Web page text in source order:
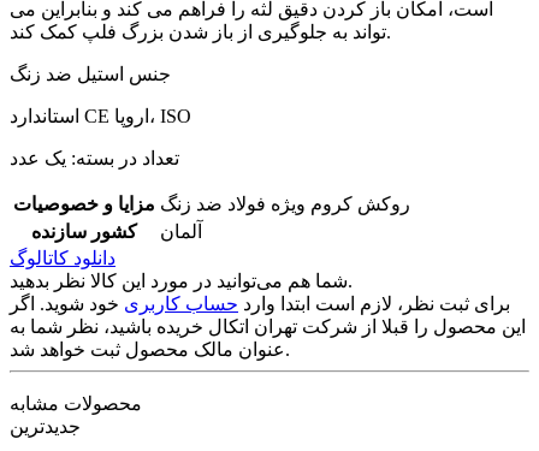
است، امکان باز کردن دقیق لثه را فراهم می کند و بنابراین می
تواند به جلوگیری از باز شدن بزرگ فلپ کمک کند.
جنس استیل ضد زنگ
استاندارد CE اروپا، ISO
تعداد در بسته: یک عدد
مزایا و خصوصیات روکش کروم ویژه فولاد ضد زنگ
کشور سازنده
آلمان
دانلود کاتالوگ
شما هم می‌توانید در مورد این کالا نظر بدهید.
برای ثبت نظر، لازم است ابتدا وارد حساب کاربری خود شوید. اگر
این محصول را قبلا از شرکت تهران اتکال خریده باشید، نظر شما به
عنوان مالک محصول ثبت خواهد شد.
محصولات مشابه
جدیدترین